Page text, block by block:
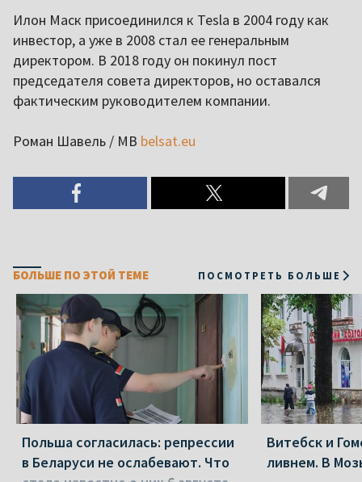
Илон Маск присоединился к Tesla в 2004 году как
инвестор, а уже в 2008 стал ее генеральным
директором. В 2018 году он покинул пост
председателя совета директоров, но оставался
фактическим руководителем компании.
Роман Шавель / МВ belsat.eu
БОЛЬШЕ ПО ЭТОЙ ТЕМЕ ПОСМОТРЕТЬ БОЛЬШЕ
Польша согласилась: репрессии
в Беларуси не ослабевают. Что
Витебск и
ливнем. В